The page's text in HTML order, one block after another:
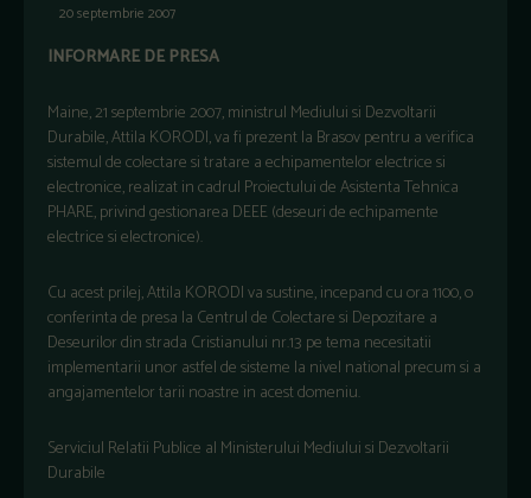
20 septembrie 2007
INFORMARE DE PRESA
Maine, 21 septembrie 2007, ministrul Mediului si Dezvoltarii
Durabile, Attila KORODI, va fi prezent la Brasov pentru a verifica
sistemul de colectare si tratare a echipamentelor electrice si
electronice, realizat in cadrul Proiectului de Asistenta Tehnica
PHARE, privind gestionarea DEEE (deseuri de echipamente
electrice si electronice).
Cu acest prilej, Attila KORODI va sustine, incepand cu ora 1100, o
conferinta de presa la Centrul de Colectare si Depozitare a
Deseurilor din strada Cristianului nr.13 pe tema necesitatii
implementarii unor astfel de sisteme la nivel national precum si a
angajamentelor tarii noastre in acest domeniu.
Serviciul Relatii Publice al Ministerului Mediului si Dezvoltarii
Durabile